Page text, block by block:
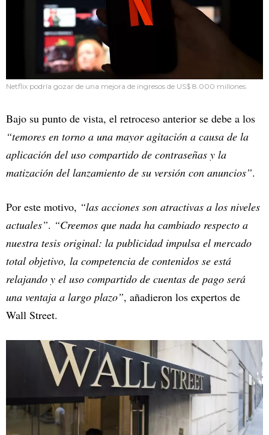
Netflix podría gozar de una mejora de ingresos de US$ 8.000 millones.
Bajo su punto de vista, el retroceso anterior se debe a los
“temores en torno a una mayor agitación a causa de la
aplicación del uso compartido de contraseñas y la
matización del lanzamiento de su versión con anuncios”.
Por este motivo, “las acciones son atractivas a los niveles
actuales”. “Creemos que nada ha cambiado respecto a
nuestra tesis original: la publicidad impulsa el mercado
total objetivo, la competencia de contenidos se está
relajando y el uso compartido de cuentas de pago será
una ventaja a largo plazo”, añadieron los expertos de
Wall Street.